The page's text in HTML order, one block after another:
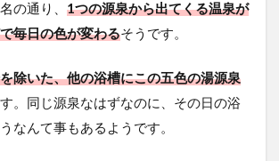
の通り、 1つの源泉から出てくる温泉が
毎日の色が変わるそうです。
除いた、他の浴槽にこの五色の湯源泉
。同じ源泉なはずなのに、その日の浴
なんて事もあるようです。